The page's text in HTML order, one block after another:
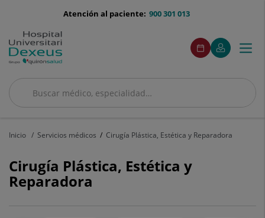
menu-
900 301 013
Atención al paciente:
Buscar
Buscar
menú
acceso
Pedir
cita
Este
enlace
se
una
Mi
Quirónsalud
Este
enlace
se
una
ventana
Menú
Inicio Servicios médicos Cirugía Plástica, Estética y Reparadora
Cirugía Plástica, Estética y
Reparadora